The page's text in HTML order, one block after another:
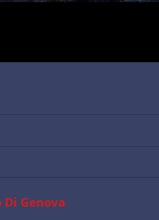
Di Genova